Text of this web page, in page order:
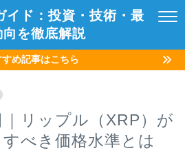
イド：投資・技術・最
向を徹底解説
すめ記事はこちら
リップル（XRP）が
べき価格水準とは